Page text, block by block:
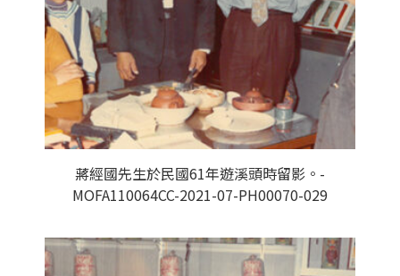
蔣經國先生於民國61年遊溪頭時留影。-
MOFA110064CC-2021-07-PH00070-029